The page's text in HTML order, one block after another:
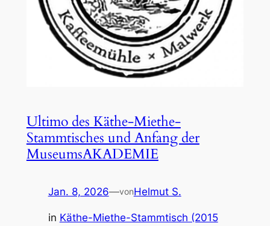
Ultimo des Käthe-Miethe-
Stammtisches und Anfang der
MuseumsAKADEMIE
Jan. 8, 2026—vonHelmut S.
in Käthe-Miethe-Stammtisch (2015